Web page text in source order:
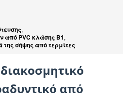
,
από PVC κλάσης Β1 ,
της σήψης από τερμίτες
από